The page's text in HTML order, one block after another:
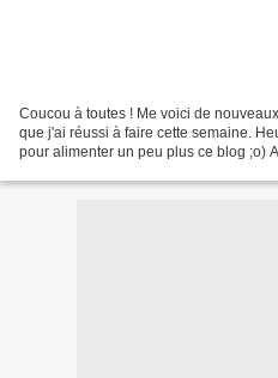
Coucou à toutes ! Me voici de
que j'ai réussi à faire cette semaine.
pour alimenter un peu plus ce blog ;o)